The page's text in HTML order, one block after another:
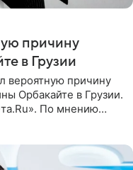
причину
в Грузии
вероятную причину
Орбакайте в Грузии.
По мнению